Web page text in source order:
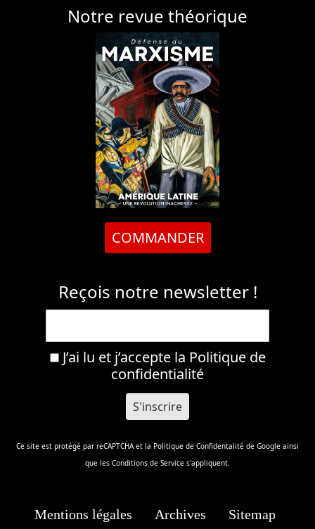
Notre revue théorique
COMMANDER
Reçois notre newsletter !
J’ai lu et j’accepte la Politique de
confidentialité
Ce site est protégé par reCAPTCHA et la Politique de Confidentalité de Google ainsi
que les Conditions de Service s'appliquent.
Mentions légales Archives
Sitemap